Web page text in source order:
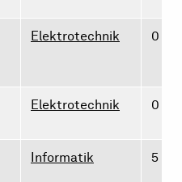
Elektrotechnik 0
Elektrotechnik 0
Informatik 5